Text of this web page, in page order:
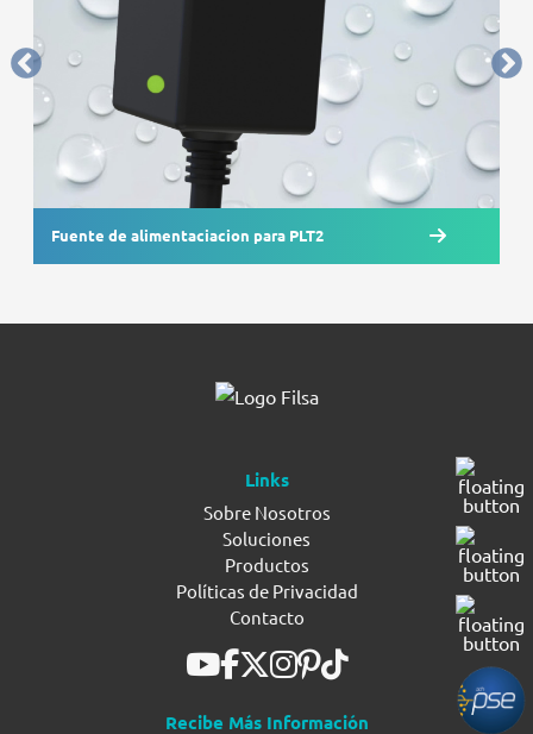
Fuente de alimentaciacion para PLT2
Links
Sobre Nosotros
Soluciones
Productos
Políticas de Privacidad
Contacto
Recibe Más Información